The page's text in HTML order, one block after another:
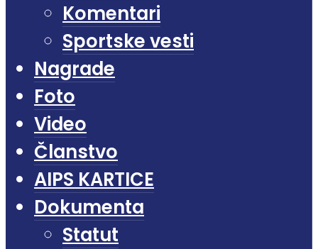
Komentari
Sportske vesti
Nagrade
Foto
Video
Članstvo
AIPS KARTICE
Dokumenta
Statut